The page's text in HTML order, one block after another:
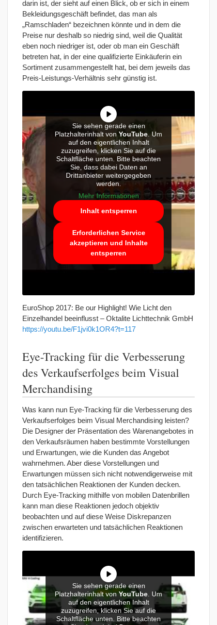
darin ist, der sieht auf einen Blick, ob er sich in einem
Bekleidungsgeschäft befindet, das man als
„Ramschladen“ bezeichnen könnte und in dem die
Preise nur deshalb so niedrig sind, weil die Qualität
eben noch niedriger ist, oder ob man ein Geschäft
betreten hat, in der eine qualifizierte Einkäuferin ein
Sortiment zusammengestellt hat, bei dem jeweils das
Preis-Leistungs-Verhältnis sehr günstig ist.
Sie sehen gerade einen
Platzhalterinhalt von YouTube . Um
auf den eigentlichen Inhalt
zuzugreifen, klicken Sie auf die
Schaltfläche unten. Bitte beachten
Sie, dass dabei Daten an
Drittanbieter weitergegeben
werden.
Mehr Informationen
Inhalt entsperren
Erforderlichen Service
akzeptieren und Inhalte
entsperren
EuroShop 2017: Be our Highlight! Wie Licht den
Einzelhandel beeinflusst – Oktalite Lichttechnik GmbH
https://youtu.be/F1jvi0k1OR4?t=117
Eye-Tracking für die Verbesserung
des Verkaufserfolges beim Visual
Merchandising
Was kann nun Eye-Tracking für die Verbesserung des
Verkaufserfolges beim Visual Merchandising leisten?
Die Designer der Präsentation des Warenangebotes in
den Verkaufsräumen haben bestimmte Vorstellungen
und Erwartungen, wie die Kunden das Angebot
wahrnehmen. Aber diese Vorstellungen und
Erwartungen müssen sich nicht notwendigerweise mit
den tatsächlichen Reaktionen der Kunden decken.
Durch Eye-Tracking mithilfe von mobilen Datenbrillen
kann man diese Reaktionen jedoch objektiv
beobachten und auf diese Weise Diskrepanzen
zwischen erwarteten und tatsächlichen Reaktionen
identifizieren.
Sie sehen gerade einen
Platzhalterinhalt vonYouTube . Um
auf den eigentlichen Inhalt
zuzugreifen, klicken Sie auf die
Schaltfläche unten. Bitte beachten